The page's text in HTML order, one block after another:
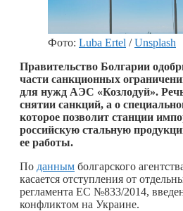
Фото: Luba Ertel /Unsplash
Правительство Болгарии
части санкционных
для нужд АЭС «Козлодуй».
снятии санкций, а о
которое позволит станции
российскую стальную
ее работы.
По данным болгарского
касается отступления от
регламента ЕС №833/2014,
конфликтом на Украине.